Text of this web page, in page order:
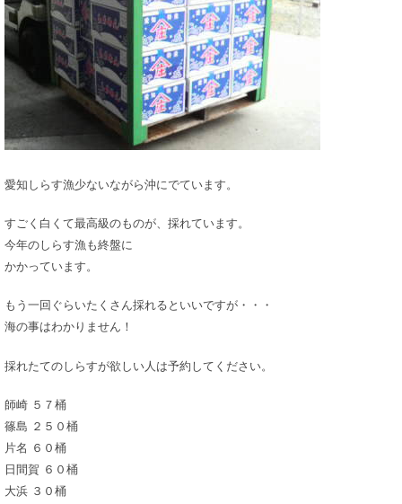
愛知しらす漁少ないながら沖にでています。
すごく白くて最高級のものが、採れています。
今年のしらす漁も終盤に
かかっています。
もう一回ぐらいたくさん採れるといいですが・・・
海の事はわかりません！
採れたてのしらすが欲しい人は予約してください。
師崎 ５７桶
篠島 ２５０桶
片名 ６０桶
日間賀 ６０桶
大浜 ３０桶